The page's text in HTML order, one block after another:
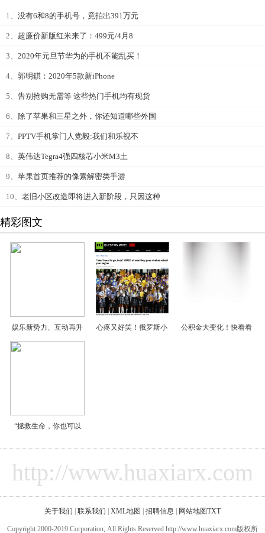
1、 没有6和8的手机号，竟拍出391万元
2、 超廉价新版红米来了：499元/4月8
3、 2020年元旦节华为的手机不能乱买！
4、 郭明錤：2020年5款新iPhone
5、 告别抢购无需等 这些热门手机均有现货
6、 除了苹果和三星之外，你还知道哪些外国
7、 PPTV手机掌门人党毅:我们和乐视不
8、 英伟达Tegra4强四核芯小米M3土
9、 苹果首页推荐的像素解密类手游
10、 老旧小区改造即将进入新阶段，只因这种
精彩图文
娱乐新势力、互动再升 心疼又好笑！俄罗斯小 公积金大变化！快看看
“拯救生命，你也可以
http://www.huaxiarx.com
关于我们 | 联系我们 | XML地图 | 招聘信息 | 网站地图TXT
Copyright 2000-2019 Corporation, All Rights Reserved http://www.huaxiarx.com版权所